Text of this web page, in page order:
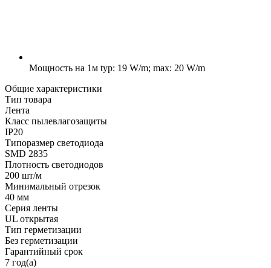
Мощность на 1м typ: 19 W/m; max: 20 W/m
Общие характеристики
Тип товара
Лента
Класс пылевлагозащиты
IP20
Типоразмер светодиода
SMD 2835
Плотность светодиодов
200 шт/м
Минимальный отрезок
40 мм
Серия ленты
UL открытая
Тип герметизации
Без герметизации
Гарантийный срок
7 год(а)